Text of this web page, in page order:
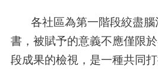
各社區為第一階段絞盡腦
書，被賦予的意義不應僅限
段成果的檢視，是一種共同